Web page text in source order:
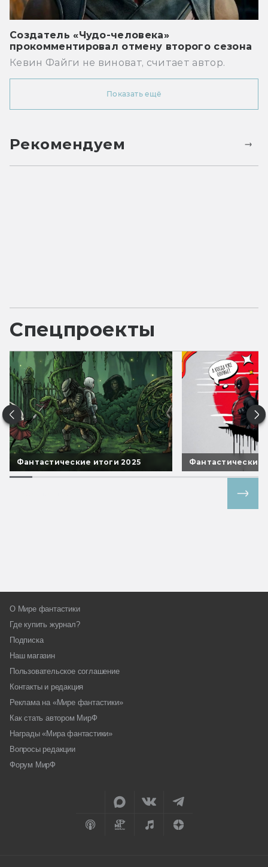
Создатель «Чудо-человека»
прокомментировал отмену второго сезона
Кевин Файги не виноват, считает автор.
Показать ещё
Рекомендуем
Спецпроекты
Фантастические итоги 2025 Фантастические
О Мире фантастики
Где купить журнал?
Подписка
Наш магазин
Пользовательское соглашение
Контакты и редакция
Реклама на «Мире фантастики»
Как стать автором МирФ
Награды «Мира фантастики»
Вопросы редакции
Форум МирФ